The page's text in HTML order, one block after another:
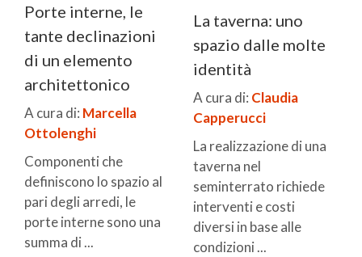
Porte interne, le
tante declinazioni
di un elemento
architettonico
A cura di: Marcella
Ottolenghi
Componenti che
definiscono lo spazio al
pari degli arredi, le
porte interne sono una
summa di ...
La taverna: uno
spazio dalle molte
identità
A cura di: Claudia
Capperucci
La realizzazione di una
taverna nel
seminterrato richiede
interventi e costi
diversi in base alle
condizioni ...